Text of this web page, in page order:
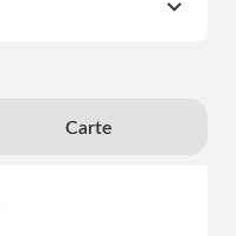
Carte